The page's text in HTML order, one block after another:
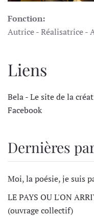
Fonction:
Autrice - Réalisatrice -
Liens
Bela - Le site de la
Facebook
Dernières
Moi, la poésie, je suis
LE PAYS OU L'ON
(ouvrage collectif)